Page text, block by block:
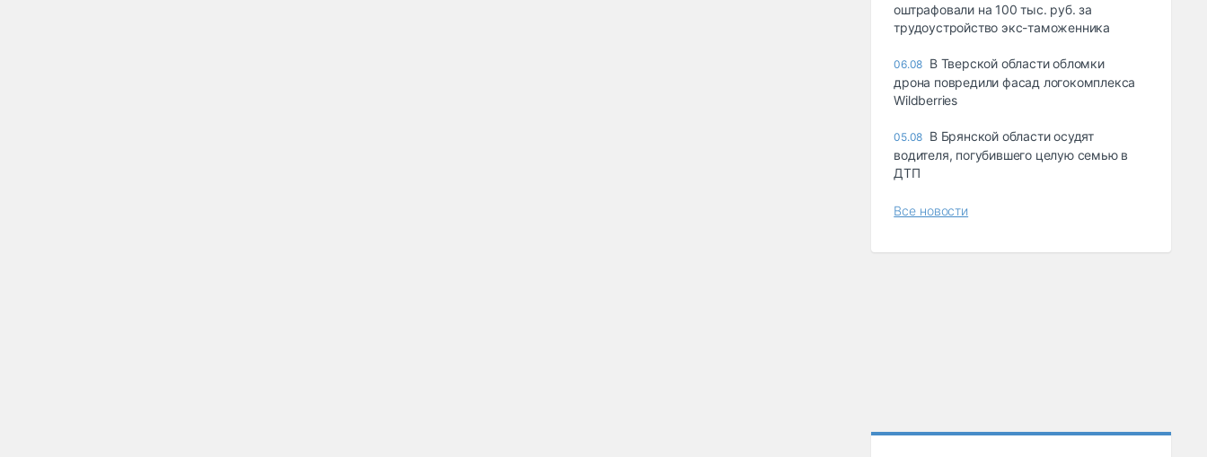
оштрафовали на 100 тыс. руб. за
трудоустройство экс-таможенника
06.08 В Тверской области обломки
дрона повредили фасад логокомплекса
Wildberries
05.08 В Брянской области осудят
водителя, погубившего целую семью в
ДТП
Все новости